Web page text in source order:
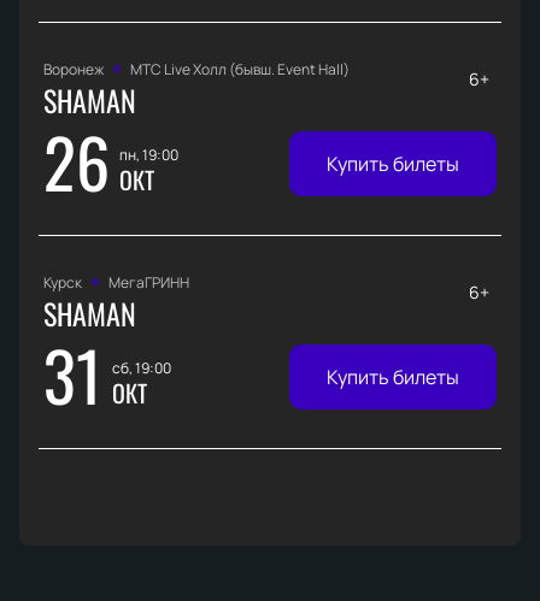
Воронеж МТС Live Холл (бывш. Event Hall)
SHAMAN
26 пн, 19:00
ОКТ
6+
Купить билеты
Курск МегаГРИНН
SHAMAN
31 сб, 19:00
ОКТ
6+
Купить билеты